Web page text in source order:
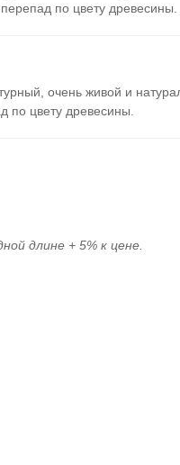
по цвету древесины.
очень живой и
по цвету древесины.
длине + 5% к цене.